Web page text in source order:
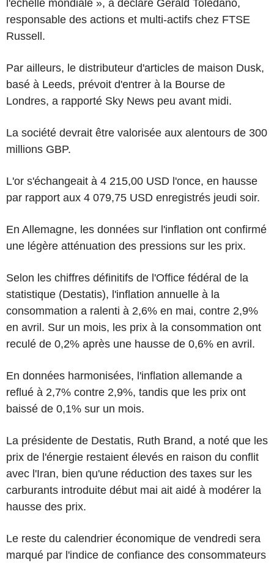
l'échelle mondiale », a déclaré Gerald Toledano,
responsable des actions et multi-actifs chez FTSE
Russell.
Par ailleurs, le distributeur d'articles de maison Dusk,
basé à Leeds, prévoit d'entrer à la Bourse de
Londres, a rapporté Sky News peu avant midi.
La société devrait être valorisée aux alentours de 300
millions GBP.
L'or s'échangeait à 4 215,00 USD l'once, en hausse
par rapport aux 4 079,75 USD enregistrés jeudi soir.
En Allemagne, les données sur l'inflation ont confirmé
une légère atténuation des pressions sur les prix.
Selon les chiffres définitifs de l'Office fédéral de la
statistique (Destatis), l'inflation annuelle à la
consommation a ralenti à 2,6% en mai, contre 2,9%
en avril. Sur un mois, les prix à la consommation ont
reculé de 0,2% après une hausse de 0,6% en avril.
En données harmonisées, l'inflation allemande a
reflué à 2,7% contre 2,9%, tandis que les prix ont
baissé de 0,1% sur un mois.
La présidente de Destatis, Ruth Brand, a noté que les
prix de l'énergie restaient élevés en raison du conflit
avec l'Iran, bien qu'une réduction des taxes sur les
carburants introduite début mai ait aidé à modérer la
hausse des prix.
Le reste du calendrier économique de vendredi sera
marqué par l'indice de confiance des consommateurs